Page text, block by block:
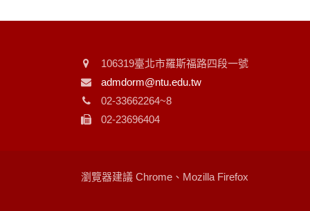
106319臺北市羅斯福路四段一號
admdorm@ntu.edu.tw
02-33662264~8
02-23696404
瀏覽器建議 Chrome、Mozilla Firefox